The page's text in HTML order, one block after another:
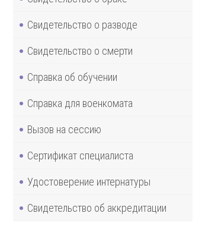
Свидетельство о разводе
Свидетельство о смерти
Справка об обучении
Справка для военкомата
Вызов на сессию
Сертификат специалиста
Удостоверение интернатуры
Свидетельство об аккредитации